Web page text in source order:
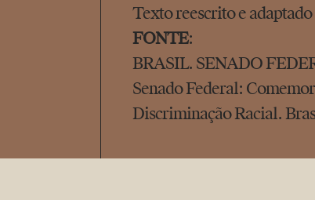
Texto reescrito e
FONTE:
BRASIL. SENADO
Senado Federal:
Discriminação Racial.